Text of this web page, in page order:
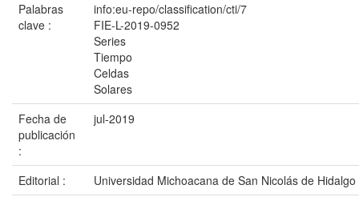
Palabras
clave :
info:eu-repo/classification/cti/7
FIE-L-2019-0952
Series
Tiempo
Celdas
Solares
Fecha de
publicación
:
jul-2019
Editorial :
Universidad Michoacana de San Nicolás de Hidalgo